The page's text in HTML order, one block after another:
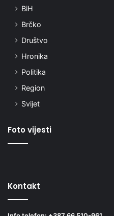
BiH
Brčko
Društvo
Hronika
Politika
Region
Svijet
Foto vijesti
Kontakt